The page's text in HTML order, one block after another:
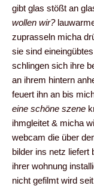
gibt glas stößt an
wollen wir?
zuprasseln micha
sie sind
schlingen sich ihre
an ihrem hintern
feuert ihn an bis
eine schöne szene
ihmgleitet & micha
webcam die über
bilder ins netz liefert
ihrer wohnung
nicht gefilmt wird